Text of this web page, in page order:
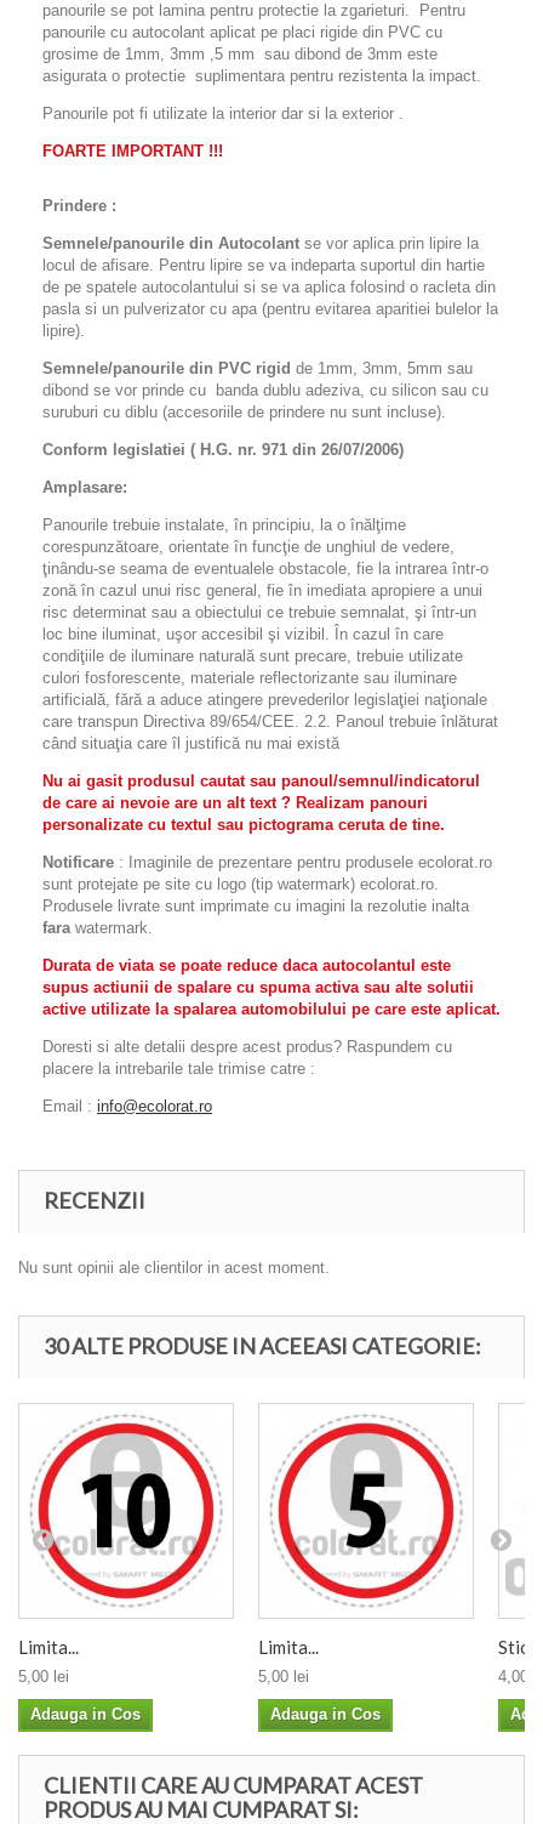
panourile se pot lamina pentru protectie la zgarieturi. Pentru
panourile cu autocolant aplicat pe placi rigide din PVC cu
grosime de 1mm, 3mm ,5 mm sau dibond de 3mm este
asigurata o protectie suplimentara pentru rezistenta la impact.
Panourile pot fi utilizate la interior dar si la exterior .
FOARTE IMPORTANT !!!
Prindere :
Semnele/panourile din Autocolant se vor aplica prin lipire la
locul de afisare. Pentru lipire se va indeparta suportul din hartie
de pe spatele autocolantului si se va aplica folosind o racleta din
pasla si un pulverizator cu apa (pentru evitarea aparitiei bulelor la
lipire).
Semnele/panourile din PVC rigid de 1mm, 3mm, 5mm sau
dibond se vor prinde cu banda dublu adeziva, cu silicon sau cu
suruburi cu diblu (accesoriile de prindere nu sunt incluse).
Conform legislatiei ( H.G. nr. 971 din 26/07/2006)
Amplasare:
Panourile trebuie instalate, în principiu, la o înălţime
corespunzătoare, orientate în funcţie de unghiul de vedere,
ţinându-se seama de eventualele obstacole, fie la intrarea într-o
zonă în cazul unui risc general, fie în imediata apropiere a unui
risc determinat sau a obiectului ce trebuie semnalat, şi într-un
loc bine iluminat, uşor accesibil şi vizibil. În cazul în care
condiţiile de iluminare naturală sunt precare, trebuie utilizate
culori fosforescente, materiale reflectorizante sau iluminare
artificială, fără a aduce atingere prevederilor legislaţiei naţionale
care transpun Directiva 89/654/CEE. 2.2. Panoul trebuie înlăturat
când situaţia care îl justifică nu mai există
Nu ai gasit produsul cautat sau panoul/semnul/indicatorul
de care ai nevoie are un alt text ? Realizam panouri
personalizate cu textul sau pictograma ceruta de tine.
Notificare : Imaginile de prezentare pentru produsele ecolorat.ro
sunt protejate pe site cu logo (tip watermark) ecolorat.ro.
Produsele livrate sunt imprimate cu imagini la rezolutie inalta
fara watermark.
Durata de viata se poate reduce daca autocolantul este
supus actiunii de spalare cu spuma activa sau alte solutii
active utilizate la spalarea automobilului pe care este aplicat.
Doresti si alte detalii despre acest produs? Raspundem cu
placere la intrebarile tale trimise catre :
Email : info@ecolorat.ro
RECENZII
Nu sunt opinii ale clientilor in acest moment.
30 ALTE PRODUSE IN ACEEASI CATEGORIE:
Limita...
5,00 lei
Adauga in Cos
Limita...
5,00 lei
Adauga in Cos
4,00
CLIENTII CARE AU CUMPARAT ACEST
PRODUS AU MAI CUMPARAT SI: